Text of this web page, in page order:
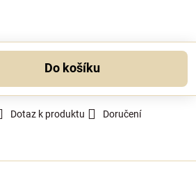
Do košíku
Dotaz k produktu Doručení